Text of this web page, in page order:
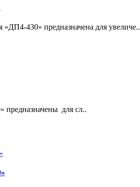
«ДП4-430» предназначена для увеличе..
предназначены для сл..